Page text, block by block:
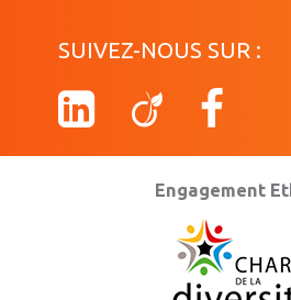
SUIVEZ-NOUS SUR :
Engagement